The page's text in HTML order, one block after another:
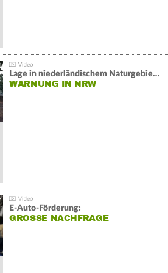
Lage in niederländischem Naturgebiet stabil
WARNUNG IN NRW
E-Auto-Förderung:
GROSSE NACHFRAGE